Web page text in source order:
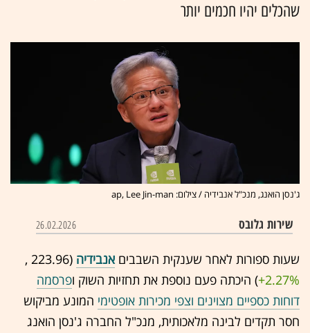
שהכלים יהיו חכמים יותר
ג'נסן הואנג, מנכ"ל אנבידיה / צילום: ap, Lee Jin-man
שירות גלובס 26.02.2026
שעות ספורות לאחר שענקית השבביםאנבידיה (223.96 ,‎
+2.27%‏) היכתה פעם נוספת את תחזיות השוק ופרסמה
דוחות כספיים מצוינים וצפי מכירות אופטימי המונע מביקוש
חסר תקדים לבינה מלאכותית, מנכ"ל החברה ג'נסן הואנג